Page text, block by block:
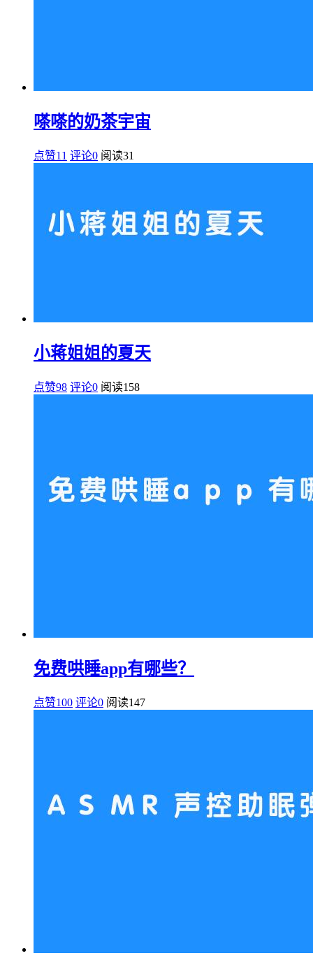
嗏嗏的奶茶宇宙
点赞11 评论0 阅读31
小蒋姐姐的夏天
点赞98 评论0 阅读158
免费哄睡app有哪些？
点赞100 评论0 阅读147